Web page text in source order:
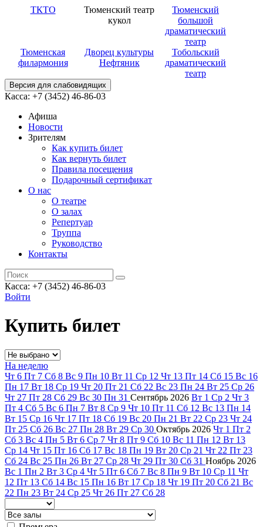
ТКТО
Тюменский театр
кукол
Тюменский
большой
драматический
театр
Тюменская
филармония
Дворец культуры
Нефтяник
Тобольский
драматический
театр
Версия для слабовидящих
Касса: +7 (3452) 46-86-03
Афиша
Новости
Зрителям
Как купить билет
Как вернуть билет
Правила посещения
Подарочный сертификат
О нас
О театре
О залах
Репертуар
Труппа
Руководство
Контакты
Касса: +7 (3452) 46-86-03
Войти
Купить билет
На неделю
Чт 6 Пт 7 Сб 8 Вс 9 Пн 10 Вт 11 Ср 12 Чт 13 Пт 14 Сб 15 Вс 16
Пн 17 Вт 18 Ср 19 Чт 20 Пт 21 Сб 22 Вс 23 Пн 24 Вт 25 Ср 26
Чт 27 Пт 28 Сб 29 Вс 30 Пн 31 Сентябрь 2026 Вт 1 Ср 2 Чт 3
Пт 4 Сб 5 Вс 6 Пн 7 Вт 8 Ср 9 Чт 10 Пт 11 Сб 12 Вс 13 Пн 14
Вт 15 Ср 16 Чт 17 Пт 18 Сб 19 Вс 20 Пн 21 Вт 22 Ср 23 Чт 24
Пт 25 Сб 26 Вс 27 Пн 28 Вт 29 Ср 30 Октябрь 2026 Чт 1 Пт 2
Сб 3 Вс 4 Пн 5 Вт 6 Ср 7 Чт 8 Пт 9 Сб 10 Вс 11 Пн 12 Вт 13
Ср 14 Чт 15 Пт 16 Сб 17 Вс 18 Пн 19 Вт 20 Ср 21 Чт 22 Пт 23
Сб 24 Вс 25 Пн 26 Вт 27 Ср 28 Чт 29 Пт 30 Сб 31 Ноябрь 2026
Вс 1 Пн 2 Вт 3 Ср 4 Чт 5 Пт 6 Сб 7 Вс 8 Пн 9 Вт 10 Ср 11 Чт
12 Пт 13 Сб 14 Вс 15 Пн 16 Вт 17 Ср 18 Чт 19 Пт 20 Сб 21 Вс
22 Пн 23 Вт 24 Ср 25 Чт 26 Пт 27 Сб 28